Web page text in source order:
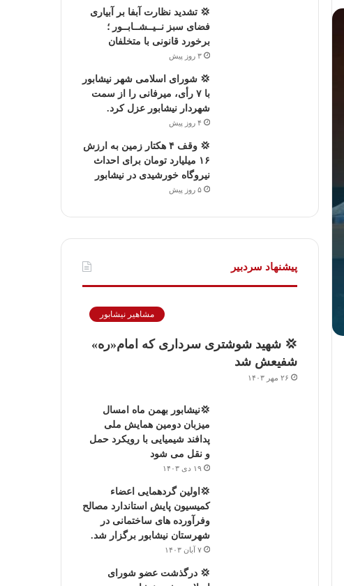
💢 تشدید نظارت آبفا بر آبیاری
فضای سبز نــیــشــابــور ؛
برخورد قانونی با متخلفان
۳ روز پیش
💢 شورای اسلامی شهر نیشابور
با ۷ رأی، میرفانی را از سمت
شهردار نیشابور عزل کرد.
۴ روز پیش
💢 وقف ۴ هکتار زمین به ارزش
۱۶ میلیارد تومان برای احداث
نیروگاه خورشیدی در نیشابور
۵ روز پیش
پیشنهاد سردبیر
مشاهیر نیشابور
💢 شهید شوشتری سرداری که امام«ره»
شفیعش شد
۲۶ مهر ۱۴۰۳
💢نیشابور بهمن ماه امسال
میزبان دومین همایش ملی
پدافند شیمیایی با رویکرد حمل
و نقل می شود
۱۹ دی ۱۴۰۳
💢اولین گردهمایی اعضاء
کميسیون پایش استاندارد مصالح
وفرآورده های ساختمانی در
شهرستان نیشابور برگزار شد.
۷ آبان ۱۴۰۳
💢 درگذشت عضو شورای